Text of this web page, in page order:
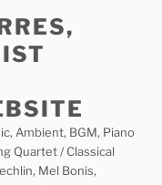
Ambient, BGM, Piano
Quartet / Classical
Mel Bonis,